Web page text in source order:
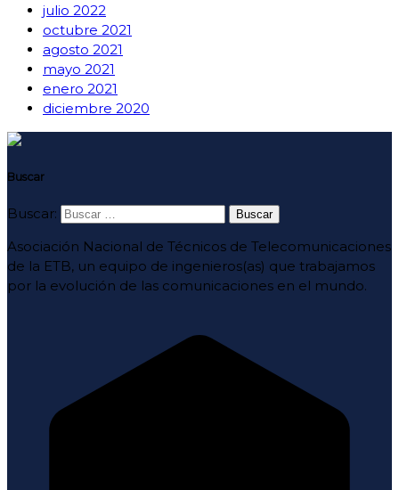
julio 2022
octubre 2021
agosto 2021
mayo 2021
enero 2021
diciembre 2020
Buscar
Buscar:
Asociación Nacional de Técnicos de Telecomunicaciones
de la ETB, un equipo de ingenieros(as) que trabajamos
por la evolución de las comunicaciones en el mundo.